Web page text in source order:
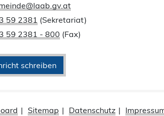
59 2381 (Sekretariat)
59 2381 - 800 (Fax)
schreiben
Sitemap Datenschutz